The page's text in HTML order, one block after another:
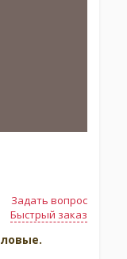
Задать вопрос
Быстрый заказ